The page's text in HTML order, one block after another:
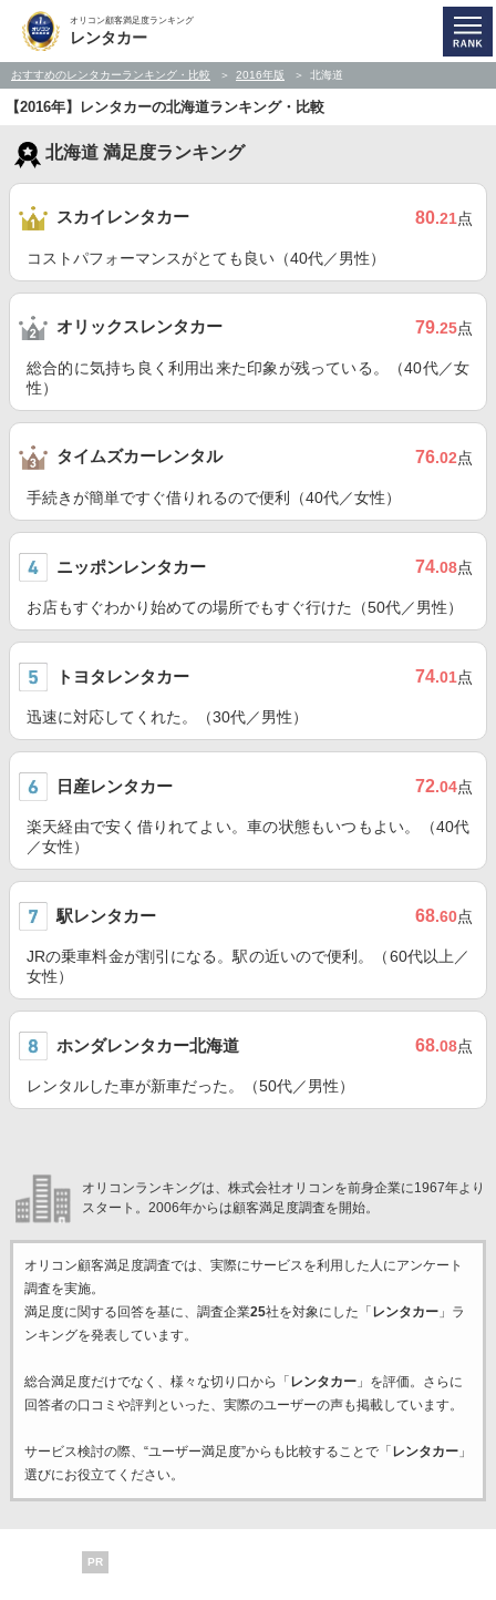
オリコン顧客満足度ランキング
レンタカー
おすすめのレンタカーランキング・比較 2016年版 北海道
【2016年】レンタカーの北海道ランキング・比較
北海道 満足度ランキング
スカイレンタカー 80.21点
コストパフォーマンスがとても良い（40代／男性）
オリックスレンタカー 79.25点
総合的に気持ち良く利用出来た印象が残っている。（40代／女
性）
タイムズカーレンタル 76.02点
手続きが簡単ですぐ借りれるので便利（40代／女性）
ニッポンレンタカー 74.08点
お店もすぐわかり始めての場所でもすぐ行けた（50代／男性）
トヨタレンタカー 74.01点
迅速に対応してくれた。（30代／男性）
日産レンタカー 72.04点
楽天経由で安く借りれてよい。車の状態もいつもよい。（40代
／女性）
駅レンタカー 68.60点
JRの乗車料金が割引になる。駅の近いので便利。（60代以上／
女性）
ホンダレンタカー北海道 68.08点
レンタルした車が新車だった。（50代／男性）
オリコンランキングは、株式会社オリコンを前身企業に1967年より
スタート。2006年からは顧客満足度調査を開始。
オリコン顧客満足度調査では、実際にサービスを利用した 人にアンケート
調査を実施。
満足度に関する回答を基に、調査企業25社を対象にした「 レンタカー」ラ
ンキングを発表しています。
総合満足度だけでなく、様々な切り口から「 レンタカー」を評価。さらに
回答者の口コミや評判といった、実際のユーザーの声も掲載しています。
サービス検討の際、“ユーザー満足度”からも比較することで「 レンタカー」
選びにお役立てください。
PR